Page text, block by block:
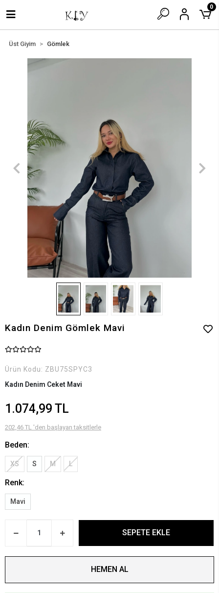
0
Üst Giyim Gömlek
Kadın Denim Gömlek Mavi
Ürün Kodu: ZBU75SPYC3
Kadın Denim Ceket Mavi
1.074,99 TL
202,46 TL 'den başlayan taksitlerle
Beden:
XS S M L
Renk:
Mavi
SEPETE EKLE
HEMEN AL